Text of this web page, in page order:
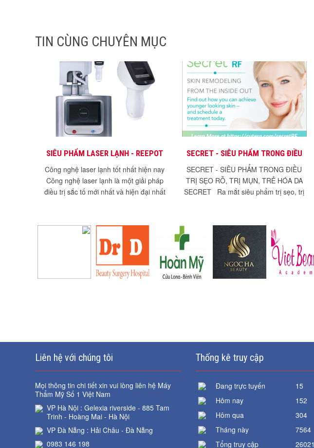
TIN CÙNG CHUYÊN MỤC
SIÊU PHẨM LASER LẠNH - REEPOT
Công nghệ laser lạnh tốt nhất hiện nay
Công nghệ laser lạnh là một giải pháp
điều trị sắc tố mới nhất và hiện đại nhất
SECRET - SIÊU PHẨM TRONG ĐIỀU
TRỊ SẸO RỖ, TRỊ MỤN, TRẺ HÓA DA
SECRET - SIÊU PHẨM TRONG ĐIỀU
TRỊ SẸO RỖ, TRỊ MỤN, TRẺ HÓA DA
SECRET Ra mắt siêu phẩm trị sẹo, trị
Liên hệ với chúng tôi
Mọi thông tin chi tiết xin vui lòng liên hệ Máy
Thẩm Mỹ Số 1 Việt Nam
VP Hà Nội : Gelexia riverside - 885 Tam
Trinh - Hoàng Mai - Hà Nội
VP Đà Nẵng : Hải Châu - Đà Nẵng
0983 146 198
Thống kê truy cập
Đang trực tuyến
15
Hôm nay
152
Hôm qua
304
Tháng này
7564
Tổng truy cập
26021